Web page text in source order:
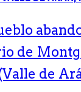
de
de